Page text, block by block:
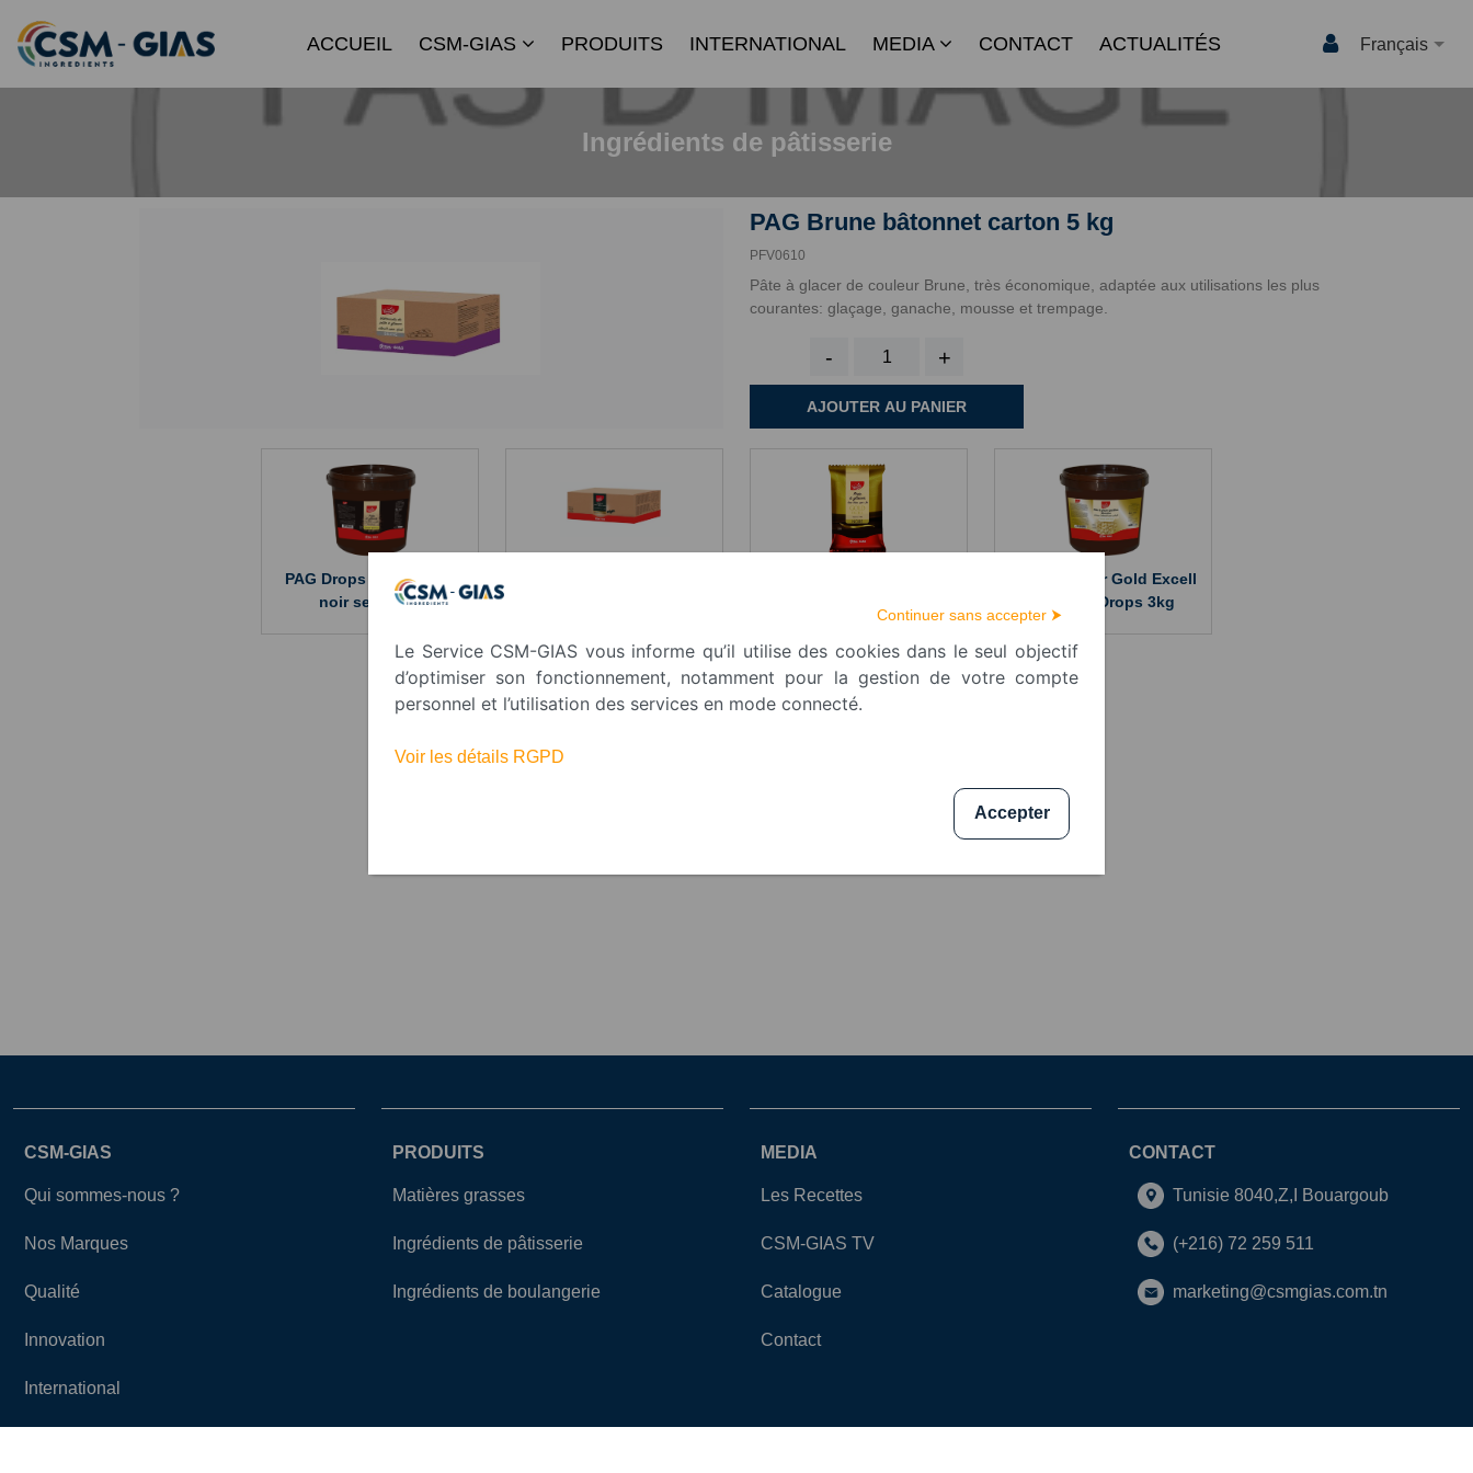
ACCUEIL CSM-GIAS PRODUITS INTERNATIONAL MEDIA CONTACT ACTUALITÉS Français
Ingrédients de pâtisserie
PAG Brune bâtonnet carton 5 kg
PFV0610
Pâte à glacer de couleur Brune, très économique, adaptée aux utilisations les plus
courantes: glaçage, ganache, mousse et trempage.
- +
AJOUTER AU PANIER
PAG Drops Gold Excell
noir seau 3kg
Pâte à glacer Gold Excell
Blanche Drops 3kg
CSM-GIAS
Qui sommes-nous ?
Nos Marques
Qualité
Innovation
International
PRODUITS
Matières grasses
Ingrédients de pâtisserie
Ingrédients de boulangerie
MEDIA
Les Recettes
CSM-GIAS TV
Catalogue
Contact
CONTACT
Tunisie 8040,Z,I Bouargoub
(+216) 72 259 511
marketing@csmgias.com.tn
Continuer sans accepter ⮞
Le Service CSM-GIAS vous informe qu’il utilise des cookies dans le seul objectif
d’optimiser son fonctionnement, notamment pour la gestion de votre compte
personnel et l’utilisation des services en mode connecté.
Voir les détails RGPD
Accepter